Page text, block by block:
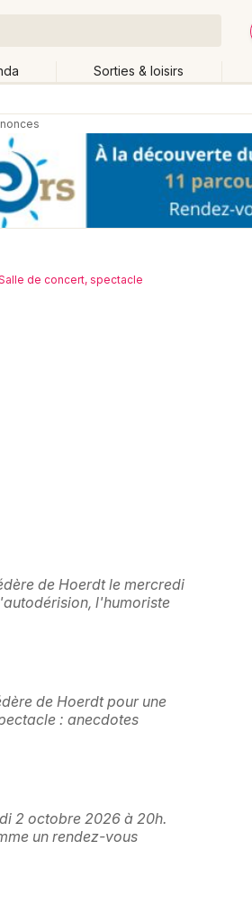
Sorties & loisirs
dans le Bas-
dans le
de concert, spectacle
de Hoerdt le mercredi
l'humoriste
de Hoerdt pour une
: anecdotes
2 octobre 2026 à 20h.
un rendez-vous
Quand ?
Aujourd'hui Demain Ce week-